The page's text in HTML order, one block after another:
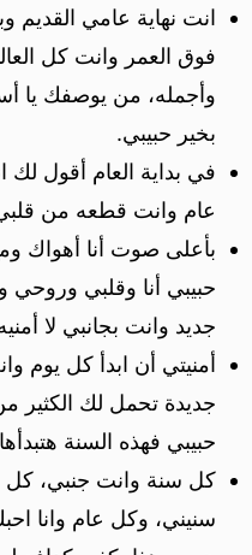
انت نهاية عامي القديم
فوق العمر وانت كل
وأجمله، من يوصفك يا
بخير حبيبي.
في بداية العام أقول
عام وانت قطعه من
بأعلى صوت أنا أهواك
حبيبي أنا وقلبي
جديد وانت بجانبي لا
أمنيتي أن ابدأ كل يوم
جديدة تحمل لك الكثير
حبيبي فهذه السنة
كل سنة وانت جنبي،
سنيني، وكل عام وانا